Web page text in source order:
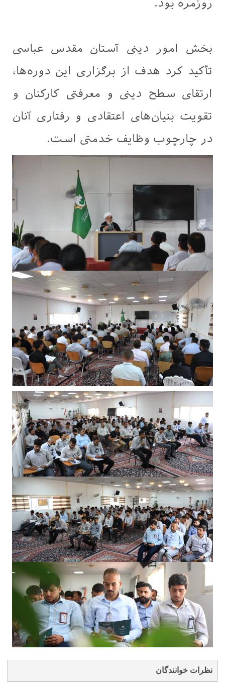
روزمره بود.
بخش امور دینی آستان مقدس عباسی
تأکید کرد هدف از برگزاری این دوره‌ها،
ارتقای سطح دینی و معرفتی کارکنان و
تقویت بنیان‌های اعتقادی و رفتاری آنان
در چارچوب وظایف خدمتی است.
نظرات خوانندگان